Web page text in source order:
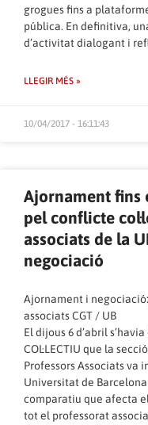
grogues fins a
pública. En definitiva,
d’activitat dialogant i
LLEGIR MÉS »
10/04/2017 - 16:11:43
Ajornament fins
pel conflicte
associats de la
negociació
Ajornament i
associats CGT / UB
El dijous 6 d’abril
COL·LECTIU que la
Professors Associats va
Universitat de
comparatiu que afecta
tot el professorat